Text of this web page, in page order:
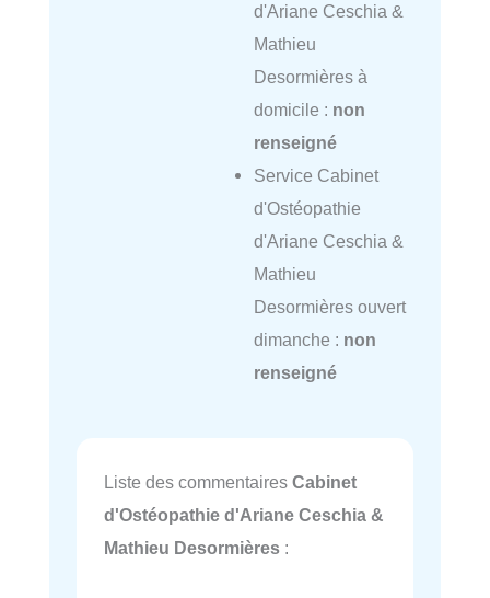
d'Ariane Ceschia &
Mathieu
Desormières à
domicile : non
renseigné
Service Cabinet
d'Ostéopathie
d'Ariane Ceschia &
Mathieu
Desormières ouvert
dimanche : non
renseigné
Liste des commentaires Cabinet
d'Ostéopathie d'Ariane Ceschia &
Mathieu Desormières :